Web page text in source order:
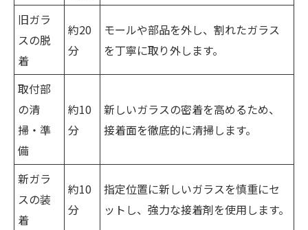
旧ガラ
スの脱
着
約20
分
モールや部品を外し、割れたガラス
を丁寧に取り外します。
取付部
の清
掃・準
備
約10
分
新しいガラスの密着を高めるため、
接着面を徹底的に清掃します。
新ガラ
スの装
着
約10
分
指定位置に新しいガラスを慎重にセ
ットし、強力な接着剤を使用します。